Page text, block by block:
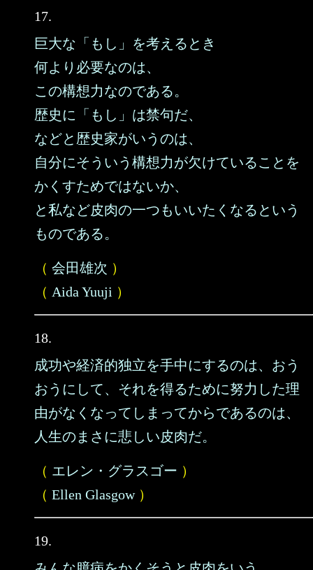
17.
巨大な「もし」を考えるとき
何より必要なのは、
この構想力なのである。
歴史に「もし」は禁句だ、
などと歴史家がいうのは、
自分にそういう構想力が欠けていることを
かくすためではないか、
と私など皮肉の一つもいいたくなるという
ものである。
（ 会田雄次 ）
（ Aida Yuuji ）
18.
成功や経済的独立を手中にするのは、おう
おうにして、それを得るために努力した理
由がなくなってしまってからであるのは、
人生のまさに悲しい皮肉だ。
（ エレン・グラスゴー ）
（ Ellen Glasgow）
19.